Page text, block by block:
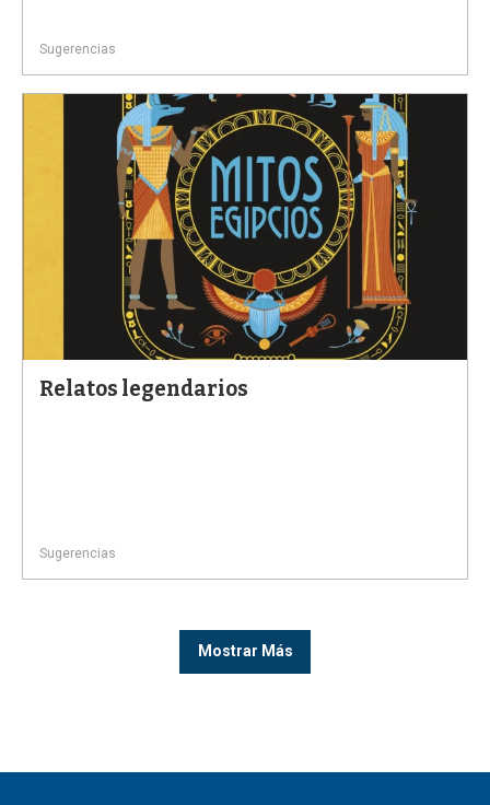
Sugerencias
Relatos legendarios
Sugerencias
Mostrar Más